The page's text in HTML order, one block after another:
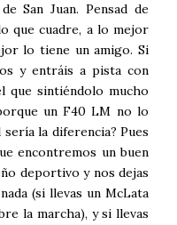
San Juan. Pensad de
que cuadre, a lo mejor
lo tiene un amigo. Si
y entráis a pista con
que sintiéndolo mucho
un F40 LM no lo
la diferencia? Pues
encontremos un buen
deportivo y nos dejas
(si llevas un McLata
la marcha), y si llevas